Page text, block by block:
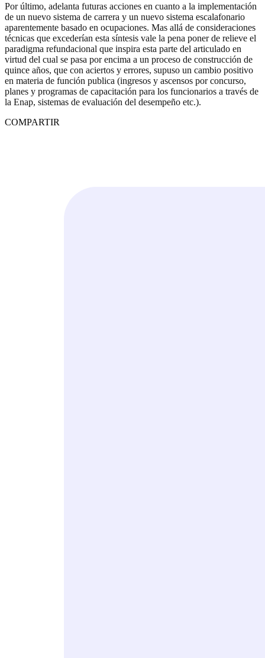
Por último, adelanta futuras acciones en cuanto a la implementación
de un nuevo sistema de carrera y un nuevo sistema escalafonario
aparentemente basado en ocupaciones. Mas allá de consideraciones
técnicas que excederían esta síntesis vale la pena poner de relieve el
paradigma refundacional que inspira esta parte del articulado en
virtud del cual se pasa por encima a un proceso de construcción de
quince años, que con aciertos y errores, supuso un cambio positivo
en materia de función publica (ingresos y ascensos por concurso,
planes y programas de capacitación para los funcionarios a través de
la Enap, sistemas de evaluación del desempeño etc.).
COMPARTIR